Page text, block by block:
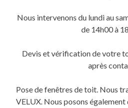
fenêtre)
Nous intervenons du lundi au
de 14h00 à
Devis et vérification de votre
après
Pose de fenêtres de toit. Nous
VELUX. Nous posons